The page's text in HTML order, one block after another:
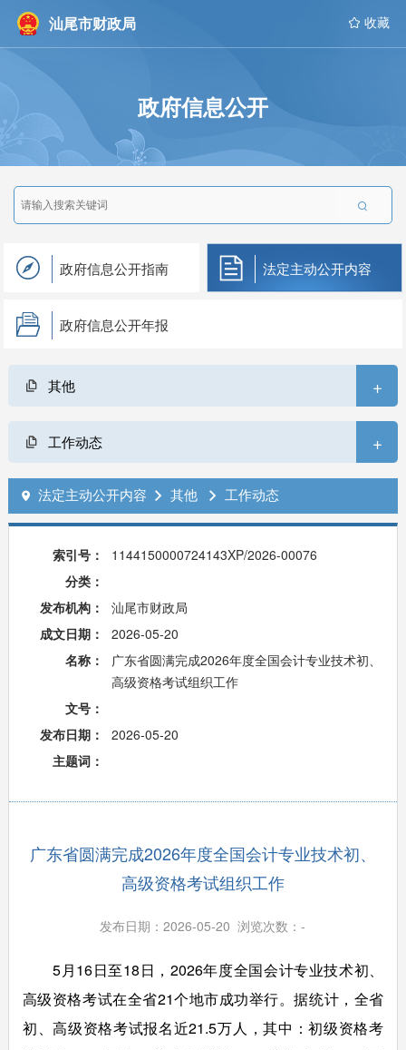
汕尾市财政局  收藏
政府信息公开

政府信息公开指南 法定主动公开内容
政府信息公开年报
其他 +
工作动态 +
 法定主动公开内容  其他  工作动态
索引号：
1144150000724143XP/2026-00076
分类：
发布机构：
汕尾市财政局
成文日期：
2026-05-20
名称：
广东省圆满完成2026年度全国会计专业技术初、
高级资格考试组织工作
文号：
发布日期：
2026-05-20
主题词：
广东省圆满完成2026年度全国会计专业技术初、
高级资格考试组织工作
发布日期：2026-05-20 浏览次数：-
5月16日至18日，2026年度全国会计专业技术初、
高级资格考试在全省21个地市成功举行。据统计，全省
初、高级资格考试报名近21.5万人，其中：初级资格考